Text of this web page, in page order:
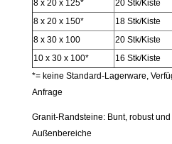
8 x 20 x 125*
20 Stk/Kiste
8 x 20 x 150*
18 Stk/Kiste
8 x 30 x 100
20 Stk/Kiste
10 x 30 x 100*
16 Stk/Kiste
*= keine Standard-Lagerware,
Anfrage
Granit-Randsteine: Bunt, robust
Außenbereiche